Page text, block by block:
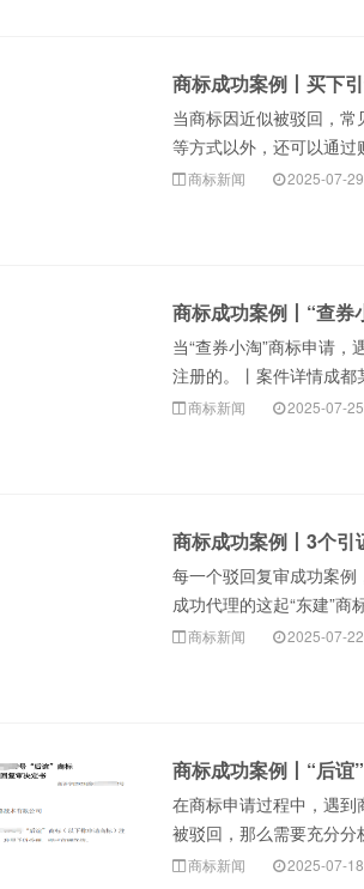
商标成功案例丨买下
当商标因近似被驳回，
等方式以外，还可以通过
商标新闻 2025-07-29
商标成功案例丨“查券
当“查券小淘”商标申请
注册的。丨案件详情成都
商标新闻 2025-07-25
商标成功案例丨3个引
每一个驳回复审成功案
成功代理的这起“东建”商
商标新闻 2025-07-22
商标成功案例丨“后谊
在商标申请过程中，遇
被驳回，那么需要充分分
商标新闻 2025-07-18